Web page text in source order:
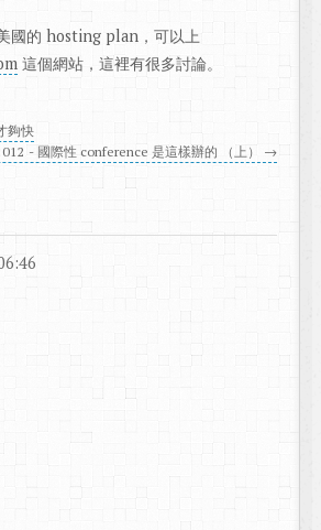
國的 hosting plan，可以上
這個網站，這裡有很多討論。
夠快
- 國際性 conference 是這樣辦的 （上） →